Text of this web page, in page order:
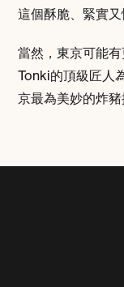
這個酥脆、緊實
當然，東京可能
Tonki的頂級匠人
京最為美妙的炸豬